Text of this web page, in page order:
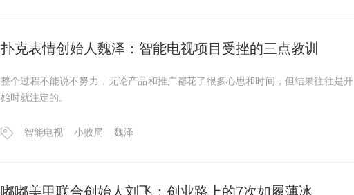
扑克表情创始人魏泽：智能电视项目受挫的三点教训
整个过程不能说不努力，无论产品和推广都花了很多心思和时间，但结果往往是开
始时就注定的。
智能电视 小败局 魏泽
嘟嘟美甲联合创始人刘飞：创业路上的7次如履薄冰